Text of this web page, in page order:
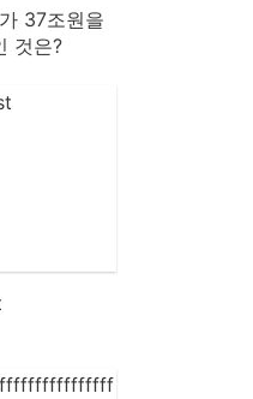
37조원을
것은?